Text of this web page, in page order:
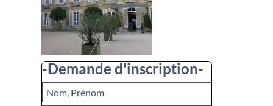
-Demande d'inscription-